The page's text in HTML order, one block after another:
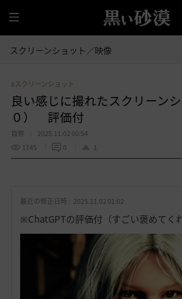
全
体
スクリーンショット／映像
#スクリーンショット
良い感じに撮れたスクリーン
０） 評価付
自称
2025.11.02 00:54
1745
0 1
最近の修正日時 : 2025.11.02 01:02
※ChatGPTの評価付（すごい褒めてく